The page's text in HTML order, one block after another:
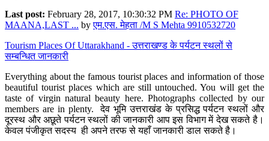
Last post: February 28, 2017, 10:30:32 PM Re: PHOTO OF
MAANA,LAST ... byएम.एस. मेहता /M S Mehta 9910532720
Tourism Places Of Uttarakhand - उत्तराखण्ड के पर्यटन स्थलों से
सम्बन्धित जानकारी
Everything about the famous tourist places and information of those
beautiful tourist places which are still untouched. You will get the
taste of virgin natural beauty here. Photographs collected by our
members are in plenty. देव भूमि उत्तराखंड के प्रसिद्ध पर्यटन स्थलों और
दूरस्थ और अछूते पर्यटन स्थलों की जानकारी आप इस विभाग में देख सकते है।
केवल पंजीकृत सदस्य ही अपने तरफ से यहाँ जानकारी डाल सकते है।